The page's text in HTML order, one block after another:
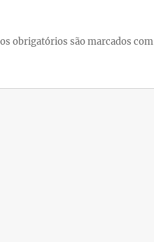
obrigatórios são marcados com